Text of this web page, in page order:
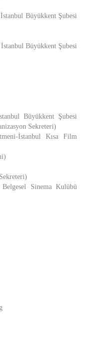
Büyükkent Şubesi
Büyükkent Şubesi
Büyükkent Şubesi
Sekreteri)
İstanbul Kısa Film
Sinema Kulübü